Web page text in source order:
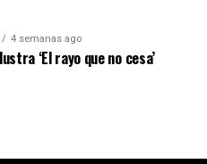
4 semanas ago
‘El rayo que no cesa’